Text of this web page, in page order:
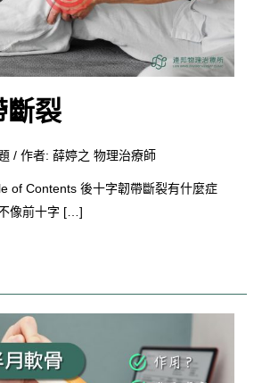
斷裂
/ 作者: 薛婷之 物理治療師
of Contents 後十字韌帶斷裂有什麼症
像前十字 […]